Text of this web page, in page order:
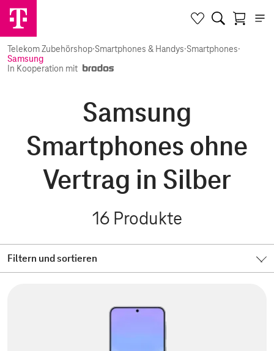
Telekom Zubehörshop·Smartphones & Handys·Smartphones·
Samsung
In Kooperation mit
Samsung
Smartphones ohne
Vertrag in Silber
16 Produkte
Filtern und sortieren